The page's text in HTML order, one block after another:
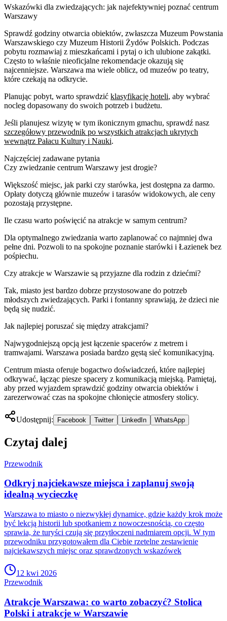
Wskazówki dla zwiedzających: jak najefektywniej poznać centrum
Warszawy
Sprawdź godziny otwarcia obiektów, zwłaszcza Muzeum Powstania
Warszawskiego czy Muzeum Historii Żydów Polskich. Podczas
pobytu rozmawiaj z mieszkańcami i pytaj o ich ulubione zakątki.
Często to właśnie nieoficjalne rekomendacje okazują się
najcenniejsze. Warszawa ma wiele oblicz, od muzeów po teatry,
które czekają na odkrycie.
Planując pobyt, warto sprawdzić klasyfikację hoteli, aby wybrać
nocleg dopasowany do swoich potrzeb i budżetu.
Jeśli planujesz wizytę w tym ikonicznym gmachu, sprawdź nasz
szczegółowy przewodnik po wszystkich atrakcjach ukrytych
wewnątrz Pałacu Kultury i Nauki.
Najczęściej zadawane pytania
Czy zwiedzanie centrum Warszawy jest drogie?
Większość miejsc, jak parki czy starówka, jest dostępna za darmo.
Opłaty dotyczą głównie muzeów i tarasów widokowych, ale ceny
pozostają przystępne.
Ile czasu warto poświęcić na atrakcje w samym centrum?
Dla optymalnego zwiedzania warto zaplanować co najmniej dwa
pełne dni. Pozwoli to na spokojne poznanie starówki i Łazienek bez
pośpiechu.
Czy atrakcje w Warszawie są przyjazne dla rodzin z dziećmi?
Tak, miasto jest bardzo dobrze przystosowane do potrzeb
młodszych zwiedzających. Parki i fontanny sprawiają, że dzieci nie
będą się nudzić.
Jak najlepiej poruszać się między atrakcjami?
Najwygodniejszą opcją jest łączenie spacerów z metrem i
tramwajami. Warszawa posiada bardzo gęstą sieć komunikacyjną.
Centrum miasta oferuje bogactwo doświadczeń, które najlepiej
odkrywać, łącząc piesze spacery z komunikacją miejską. Pamiętaj,
aby przed wyjazdem sprawdzić godziny otwarcia obiektów i
zarezerwować czas na spokojne chłonięcie atmosfery stolicy.
Udostępnij: Facebook Twitter LinkedIn WhatsApp
Czytaj dalej
Przewodnik
Odkryj najciekawsze miejsca i zaplanuj swoją
idealną wycieczkę
Warszawa to miasto o niezwykłej dynamice, gdzie każdy krok może
być lekcją historii lub spotkaniem z nowoczesnością, co często
sprawia, że turyści czują się przytłoczeni nadmiarem opcji. W tym
przewodniku przygotowałem dla Ciebie rzetelne zestawienie
najciekawszych miejsc oraz sprawdzonych wskazówek
12 kwi 2026
Przewodnik
Atrakcje Warszawa: co warto zobaczyć? Stolica
Polski i atrakcje w Warszawie